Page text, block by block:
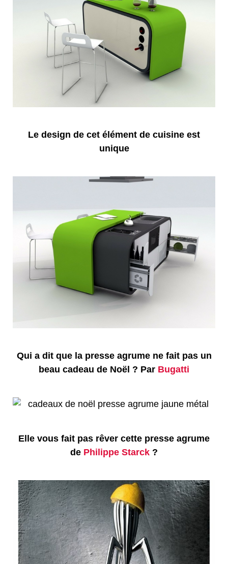
Le design de cet élément de cuisine est
unique
Qui a dit que la presse agrume ne fait pas un
beau cadeau de Noël ? Par Bugatti
Elle vous fait pas rêver cette presse agrume
de Philippe Starck ?